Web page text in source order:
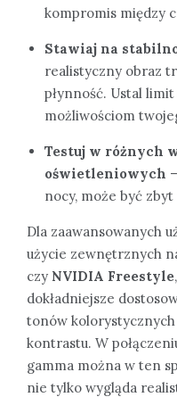
kompromis między
Stawiaj na
realistyczny obraz
płynność. Ustal
możliwościom
Testuj w różnych
oświetleniowych
nocy, może być
Dla zaawansowanych
użycie zewnętrznych
czy NVIDIA Freestyle
dokładniejsze
tonów
kontrastu. W
gamma można w ten
nie tylko wygląda